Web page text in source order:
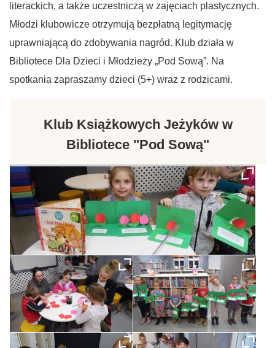
literackich, a także uczestniczą w zajęciach plastycznych.
Młodzi klubowicze otrzymują bezpłatną legitymację
uprawniającą do zdobywania nagród. Klub działa w
Bibliotece Dla Dzieci i Młodzieży „Pod Sową”. Na
spotkania zapraszamy dzieci (5+) wraz z rodzicami.
Klub Książkowych Jeżyków w
Bibliotece "Pod Sową"